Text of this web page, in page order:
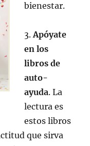
bienestar.
3.Apóyate
en los
libros de
auto-
ayuda. La
lectura es
estos libros
que sirva